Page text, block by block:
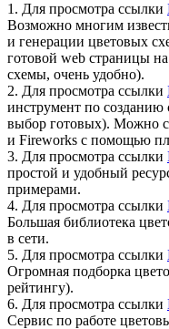
1. Для просмотра ссылки
Возможно многим
и генерации цветовых
готовой web страницы
схемы, очень удобно).
2. Для просмотра ссылки
инструмент по
выбор готовых). Можно
и Fireworks с помощью
3. Для просмотра ссылки
простой и удобный
примерами.
4. Для просмотра ссылки
Большая библиотека
в сети.
5. Для просмотра ссылки
Огромная подборка
рейтингу).
6. Для просмотра ссылки
Сервис по работе